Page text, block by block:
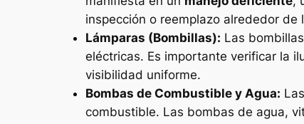
inspección o reemplazo alrededor
Lámparas (Bombillas): Las
eléctricas. Es importante verificar la
visibilidad uniforme.
Bombas de Combustible y Agua:
combustible. Las bombas de agua,